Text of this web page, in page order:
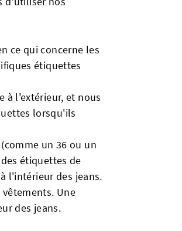
ce qui concerne les
étiquettes
à l'extérieur, et nous
lorsqu'ils
un 36 ou un
étiquettes de
l'intérieur des jeans.
Une
des jeans.